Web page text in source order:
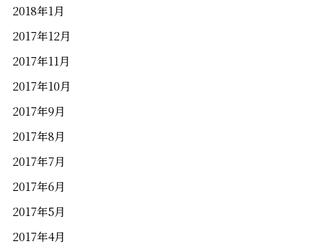
2018年1月
2017年12月
2017年11月
2017年10月
2017年9月
2017年8月
2017年7月
2017年6月
2017年5月
2017年4月